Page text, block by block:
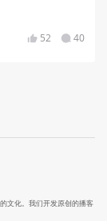
52 40
文化。我们开发原创的播客